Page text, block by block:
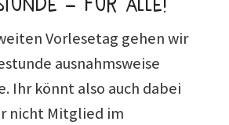
Vorlesetag gehen wir
ausnahmsweise
Ihr könnt also auch dabei
nicht Mitglied im